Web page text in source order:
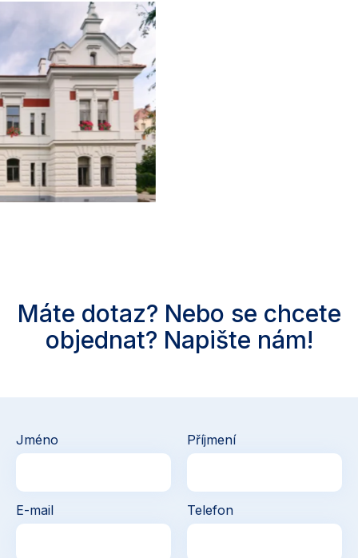
Máte dotaz? Nebo se chcete
objednat? Napište nám!
Jméno Příjmení
E-mail Telefon